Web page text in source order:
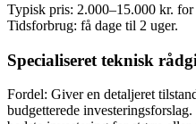
Typisk pris: 2.000–15.000 kr.
Tidsforbrug: få dage til 2 uger.
Specialiseret teknisk
Fordel: Giver en detaljeret
budgetterede